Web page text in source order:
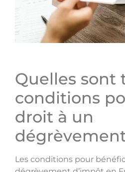
Quelles sont
conditions
droit à un
Les conditions pour